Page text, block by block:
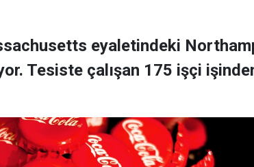
eyaletindeki
Tesiste çalışan 175 işçi